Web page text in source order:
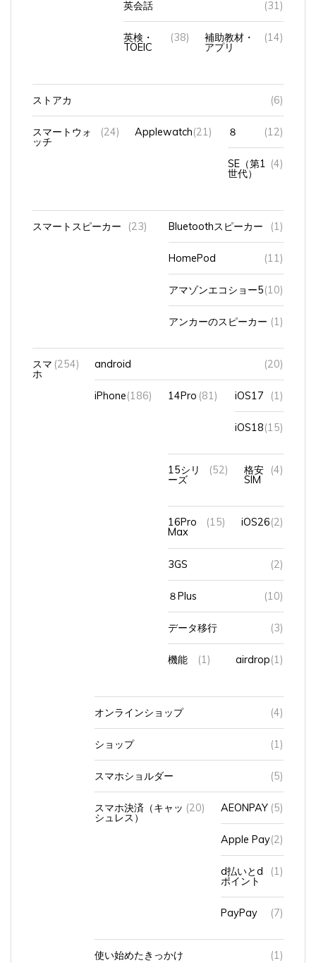
英会話 (31)
英検・
TOEIC
(38) 補助教材・
アプリ
(14)
ストアカ (6)
スマートウォ
ッチ
(24) Applewatch(21) ８ (12)
SE（第1
世代）
(4)
スマートスピーカー (23) Bluetoothスピーカー (1)
HomePod (11)
アマゾンエコショー5(10)
アンカーのスピーカー (1)
スマ
ホ
(254) android (20)
iPhone(186) 14Pro (81) iOS17 (1)
iOS18(15)
15シリ
ーズ
(52) 格安
SIM
(4)
16Pro
Max
(15) iOS26(2)
3GS (2)
８Plus (10)
データ移行 (3)
機能 (1) airdrop(1)
オンラインショップ (4)
ショップ (1)
スマホショルダー (5)
スマホ決済（キャッ
シュレス）
(20) AEONPAY (5)
Apple Pay(2)
d払いとd
ポイント
(1)
PayPay (7)
使い始めたきっかけ (1)